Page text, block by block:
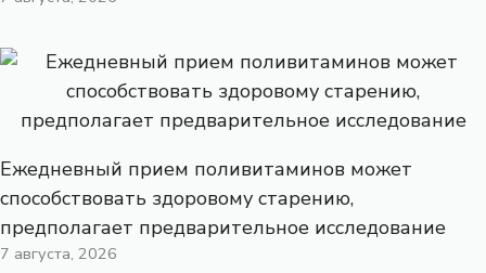
Ежедневный прием поливитаминов может
способствовать здоровому старению,
предполагает предварительное исследование
7 августа, 2026